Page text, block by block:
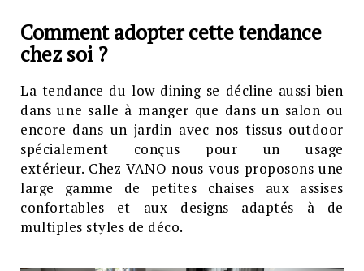
Comment adopter cette tendance
chez soi ?
La tendance dulow diningse décline aussi bien
dans une salle à manger que dans un salon ou
encore dans un jardin avec nos tissus outdoor
spécialement conçus pour un usage
extérieur. Chez VANO nous vous proposons une
large gamme de petites chaises aux assises
confortables et aux designs adaptés à de
multiples styles de déco.